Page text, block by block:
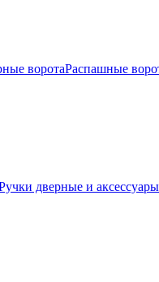
воротаРаспашные
дверные и аксессуары